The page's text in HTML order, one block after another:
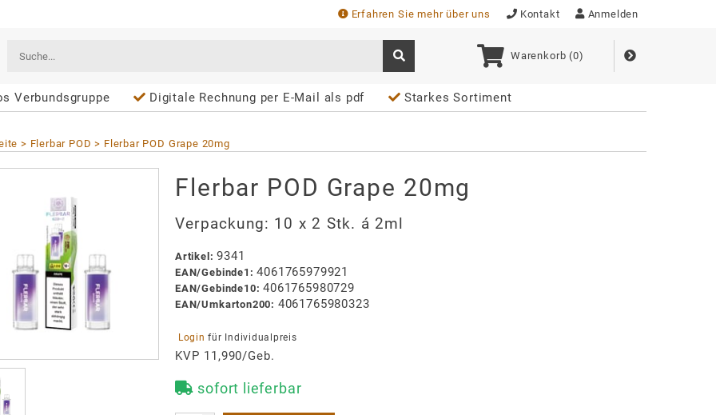
Erfahren Sie mehr über uns Kontakt Anmelden
Warenkorb (0)
Verbundsgruppe Digitale Rechnung per E-Mail als pdf Starkes Sortiment
Flerbar POD Flerbar POD Grape 20mg
Flerbar POD Grape 20mg
Verpackung: 10 x 2 Stk. á 2ml
Artikel : 9341
EAN/Gebinde1 : 4061765979921
EAN/Gebinde10: 4061765980729
EAN/Umkarton200: 4061765980323
Login für Individualpreis
KVP 11,990/Geb.
sofort lieferbar